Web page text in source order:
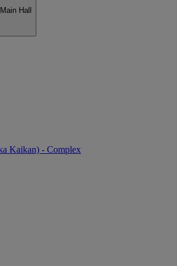
Hall
Kaikan) - Complex